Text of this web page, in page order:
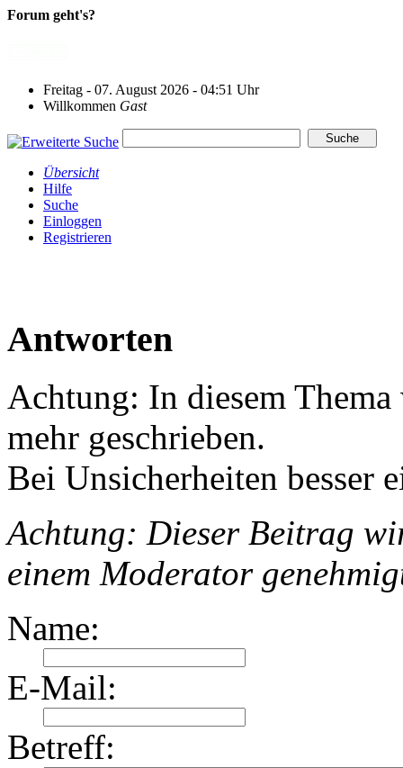
Forum geht's?
Freitag - 07. August 2026 - 04:51 Uhr
Willkommen Gast
Übersicht
Hilfe
Suche
Einloggen
Registrieren
Antworten
Achtung: In diesem
mehr geschrieben.
Bei Unsicherheiten besser
Achtung: Dieser Beitrag
einem Moderator
Name:
E-Mail:
Betreff: